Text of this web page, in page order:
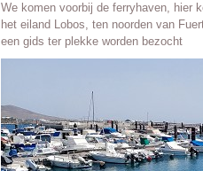
We komen voorbij de ferryhaven, hier
het eiland Lobos, ten noorden van
een gids ter plekke worden bezocht